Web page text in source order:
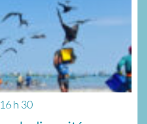
16 h 30